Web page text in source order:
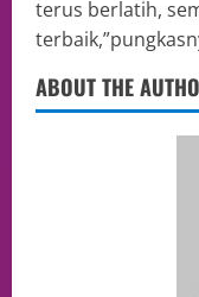
terus berlatih,
ABOUT THE